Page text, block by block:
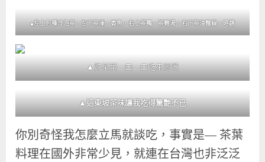
▲左上包種冷泡茶，左下茶凍、香魚，右上茶鴨、茶雞湯，右下茶油麵線、時蔬
▲炸茶葉一口一口吃來涮嘴
▲這東坡茶味讓我吃得驚艷不已
你別奇怪我怎麼立馬就談吃，事實是— 茶葉
料理在國外非常少見，就連在台灣也非泛泛